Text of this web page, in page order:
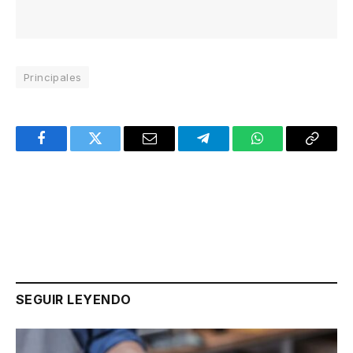
Principales
FacebookTwitter Email TelegramWhatsAppCopy
SEGUIR LEYENDO